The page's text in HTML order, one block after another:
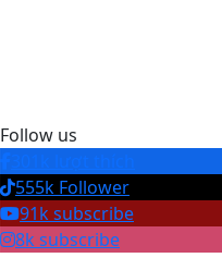
Follow us
555k Follower
91k subscribe
8k subscribe